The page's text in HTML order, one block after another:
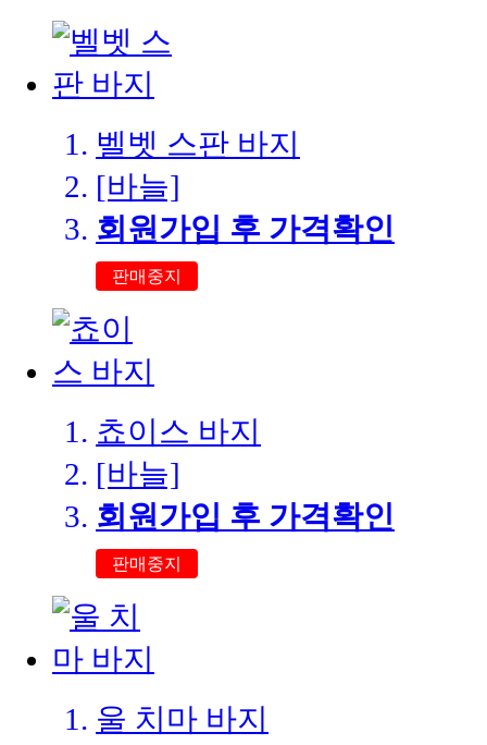
벨벳 스판 바지
[바늘]
회원가입 후 가격확인
판매중지
쵸이스 바지
[바늘]
회원가입 후 가격확인
판매중지
울 치마 바지